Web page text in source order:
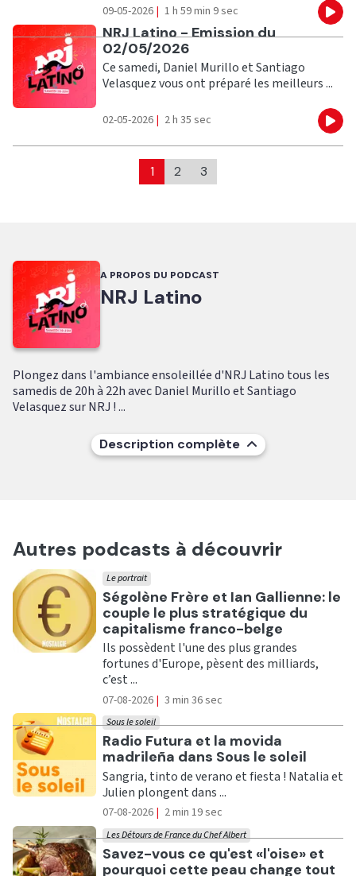
09-05-2026 | 1 h 59 min 9 sec
Ecouter
NRJ Latino - Emission du
02/05/2026
Ce samedi, Daniel Murillo et Santiago
Velasquez vous ont préparé les meilleurs ...
02-05-2026 | 2 h 35 sec
1 2 3
A PROPOS DU PODCAST
NRJ Latino
Plongez dans l'ambiance ensoleillée d'NRJ Latino tous les
samedis de 20h à 22h avec Daniel Murillo et Santiago
Velasquez sur NRJ ! ...
Description complète
Autres podcasts à découvrir
Ecouter
Ségolène Frère et Ian Gallienne: le
couple le plus stratégique du
capitalisme franco-belge
Le portrait
Ils possèdent l'une des plus grandes
fortunes d'Europe, pèsent des milliards,
c’est ...
07-08-2026 | 3 min 36 sec
Ecouter
Radio Futura et la movida
madrileña dans Sous le soleil
Sous le soleil
Sangria, tinto de verano et fiesta ! Natalia et
Julien plongent dans ...
07-08-2026 | 2 min 19 sec
Ecouter
Savez-vous ce qu'est «l'oise» et
pourquoi cette peau change tout
Les Détours de France du Chef Albert